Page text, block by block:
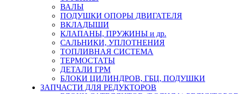
ВАЛЫ
ПОДУШКИ ОПОРЫ ДВИГАТЕЛЯ
ВКЛАДЫШИ
КЛАПАНЫ, ПРУЖИНЫ и др.
САЛЬНИКИ, УПЛОТНЕНИЯ
ТОПЛИВНАЯ СИСТЕМА
ТЕРМОСТАТЫ
ДЕТАЛИ ГРМ
БЛОКИ ЦИЛИНДРОВ, ГБЦ, ПОДУШКИ
ЗАПЧАСТИ ДЛЯ РЕДУКТОРОВ